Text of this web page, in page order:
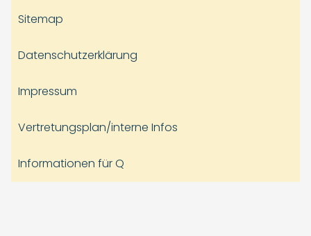
Sitemap
Datenschutzerklärung
Impressum
Vertretungsplan/interne Infos
Informationen für Q